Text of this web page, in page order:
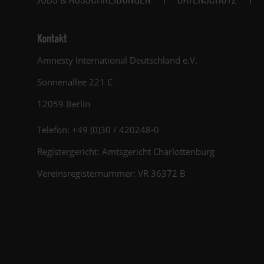
Kontakt
Amnesty International Deutschland e.V.
Sonnenallee 221 C
12059 Berlin
Telefon: +49 (0)30 / 420248-0
Registergericht: Amtsgericht Charlottenburg
Vereinsregisternummer: VR 36372 B